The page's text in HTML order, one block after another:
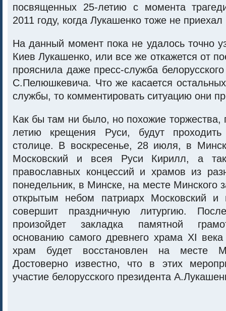
посвященных 25-летию с момента
2011 году, когда Лукашенко тоже не
На данный момент пока не удалось точно
Киев Лукашенко, или все же откажется от
прояснила даже пресс-служба
С.Пелюшкевича. Что же касается
службы, то комментировать ситуацию они
Как бы там ни было, но похожие
летию крещения Руси, будут
столице. В воскресенье, 28 июля, в
Московский и всея Руси Кирилл, а
православных концессий и храмов из
понедельник, в Минске, на месте Минского
открытым небом патриарх Московский и
совершит праздничную литургию.
произойдет закладка памятной
основанию самого древнего храма XI
храм будет восстановлен на месте
Достоверно известно, что в этих
участие белорусского президента